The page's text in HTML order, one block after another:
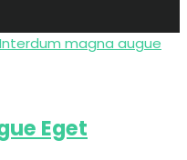
Eget